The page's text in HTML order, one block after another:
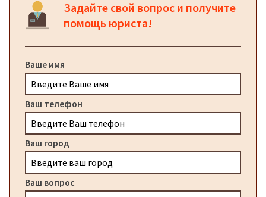
Задайте свой вопрос и получите
помощь юриста!
Ваше имя
Ваш телефон
Ваш город
Ваш вопрос